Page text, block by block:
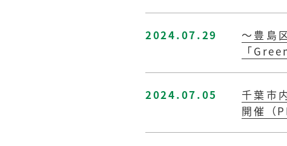
2024.07.29
～豊島
「
2024.07.05
千葉市
開催（